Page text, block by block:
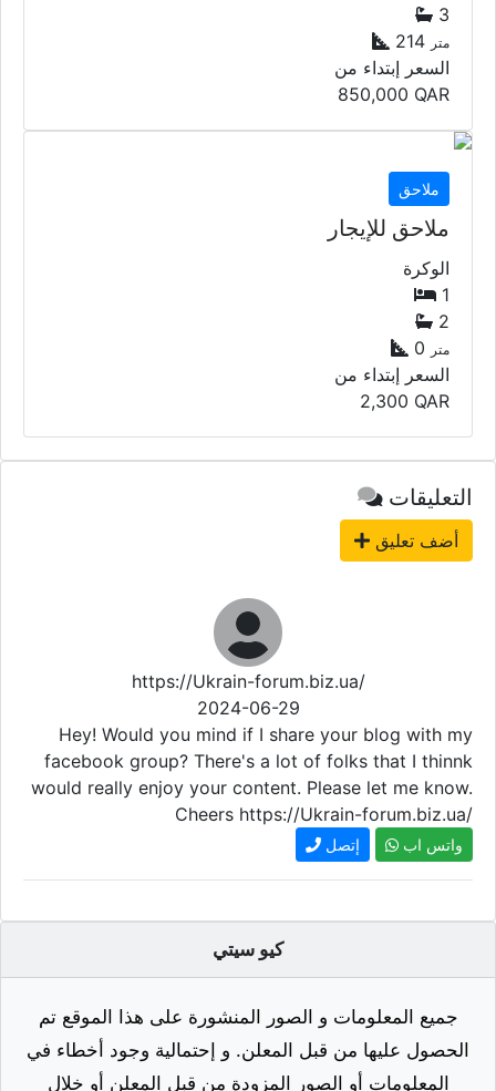
3
214 متر
السعر إبتداء من
850,000 QAR
ملاحق
ملاحق للإيجار
الوكرة
1
2
0
متر
السعر إبتداء من
2,300 QAR
التعليقات
أضف تعليق
https://Ukrain-forum.biz.ua/
2024-06-29
Hey! Would you mind if I share your blog with my
facebook group? There's a lot of folks that I thinnk
would really enjoy your content. Please let me know.
Cheers https://Ukrain-forum.biz.ua/
إتصل واتس اب
كيو سيتي
جميع المعلومات و الصور المنشورة على هذا الموقع تم
الحصول عليها من قبل المعلن. و إحتمالية وجود أخطاء في
المعلومات أو الصور المزودة من قبل المعلن أو خلال